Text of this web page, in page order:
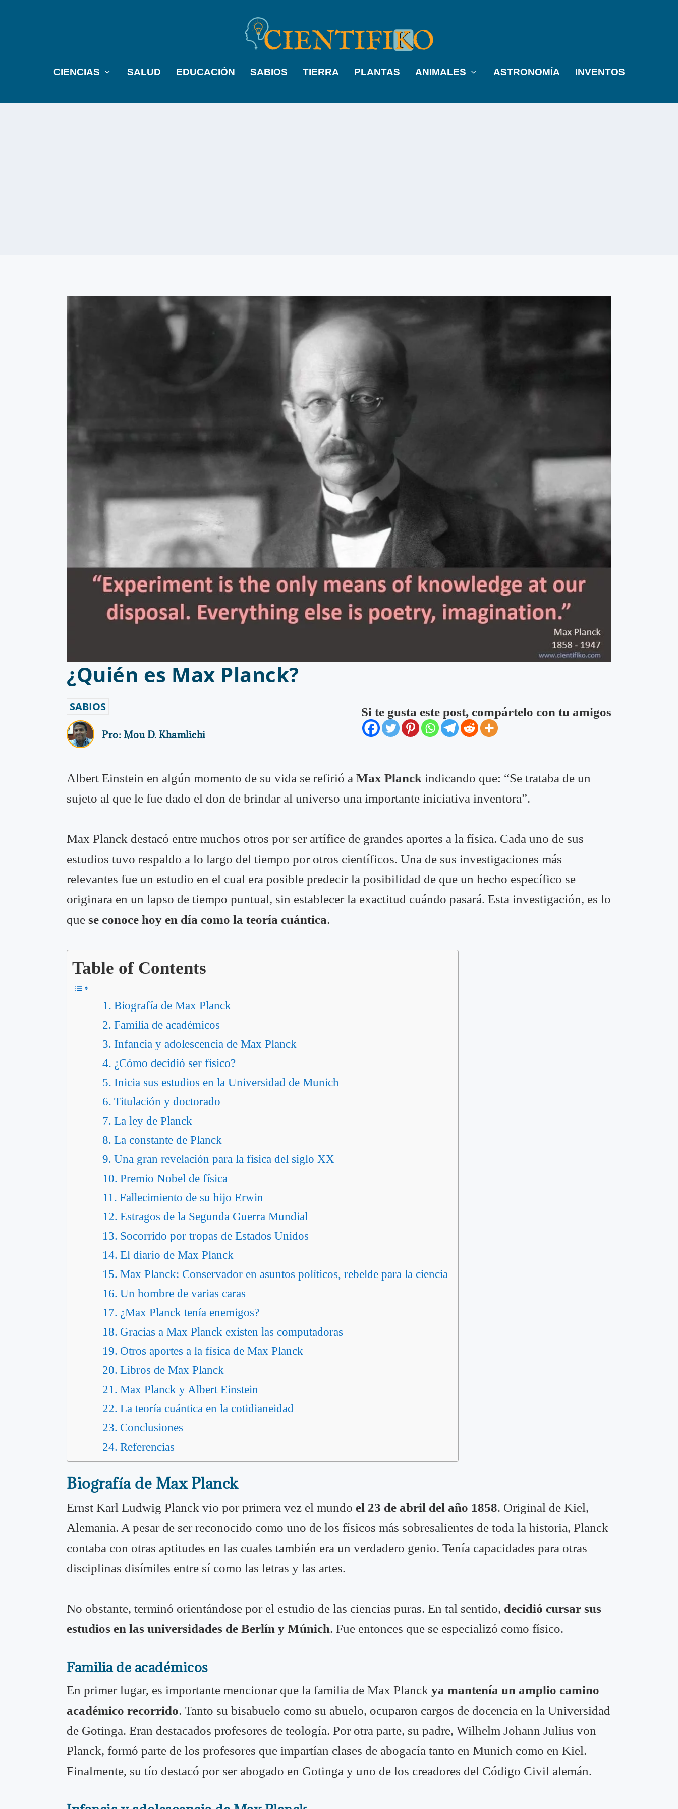
CIENCIAS SALUD EDUCACIÓN SABIOS TIERRA PLANTAS ANIMALES ASTRONOMÍA INVENTOS
¿Quién es Max Planck?
SABIOS
Pro: Mou D. Khamlichi
Si te gusta este post, compártelo con tu amigos
Albert Einstein en algún momento de su vida se refirió a Max Planck indicando que: “Se trataba de un
sujeto al que le fue dado el don de brindar al universo una importante iniciativa inventora”.
Max Planck destacó entre muchos otros por ser artífice de grandes aportes a la física. Cada uno de sus
estudios tuvo respaldo a lo largo del tiempo por otros científicos. Una de sus investigaciones más
relevantes fue un estudio en el cual era posible predecir la posibilidad de que un hecho específico se
originara en un lapso de tiempo puntual, sin establecer la exactitud cuándo pasará. Esta investigación, es lo
que se conoce hoy en día como la teoría cuántica.
Table of Contents
Biografía de Max Planck
Familia de académicos
Infancia y adolescencia de Max Planck
¿Cómo decidió ser físico?
Inicia sus estudios en la Universidad de Munich
Titulación y doctorado
La ley de Planck
La constante de Planck
Una gran revelación para la física del siglo XX
Premio Nobel de física
Fallecimiento de su hijo Erwin
Estragos de la Segunda Guerra Mundial
Socorrido por tropas de Estados Unidos
El diario de Max Planck
Max Planck: Conservador en asuntos políticos, rebelde para la ciencia
Un hombre de varias caras
¿Max Planck tenía enemigos?
Gracias a Max Planck existen las computadoras
Otros aportes a la física de Max Planck
Libros de Max Planck
Max Planck y Albert Einstein
La teoría cuántica en la cotidianeidad
Conclusiones
Referencias
Biografía de Max Planck
Ernst Karl Ludwig Planck vio por primera vez el mundo el 23 de abril del año 1858. Original de Kiel,
Alemania. A pesar de ser reconocido como uno de los físicos más sobresalientes de toda la historia, Planck
contaba con otras aptitudes en las cuales también era un verdadero genio. Tenía capacidades para otras
disciplinas disímiles entre sí como las letras y las artes.
No obstante, terminó orientándose por el estudio de las ciencias puras. En tal sentido, decidió cursar sus
estudios en las universidades de Berlín y Múnich. Fue entonces que se especializó como físico.
Familia de académicos
En primer lugar, es importante mencionar que la familia de Max Planck ya mantenía un amplio camino
académico recorrido. Tanto su bisabuelo como su abuelo, ocuparon cargos de docencia en la Universidad
de Gotinga. Eran destacados profesores de teología. Por otra parte, su padre, Wilhelm Johann Julius von
Planck, formó parte de los profesores que impartían clases de abogacía tanto en Munich como en Kiel.
Finalmente, su tío destacó por ser abogado en Gotinga y uno de los creadores del Código Civil alemán.